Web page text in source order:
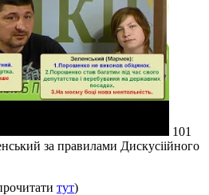
101
за правилами Дискусіійного
тут)